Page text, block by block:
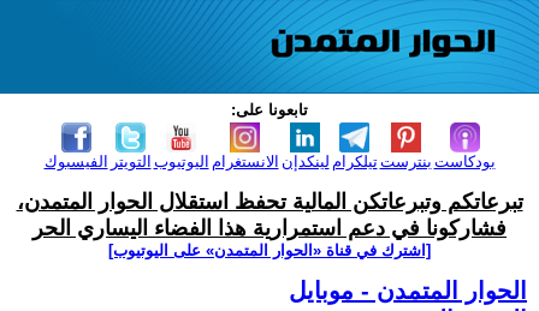
تابعونا على:
الفيسبوك التويتر اليوتيوب الانستغرام لينكدإن تيلكرامبنترست بودكاست
تبرعاتكم وتبرعاتكن المالية تحفظ استقلال الحوار المتمدن،
فشاركونا في دعم استمرارية هذا الفضاء اليساري الحر
[اشترك في قناة ‫«الحوار المتمدن» على اليوتيوب]
الحوار المتمدن - موبايل